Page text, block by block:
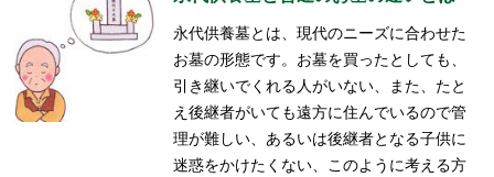
永代供養墓とは、現代のニーズに合わせた
お墓の形態です。お墓を買ったとしても、
引き継いでくれる人がいない、また、たと
え後継者がいても遠方に住んでいるので管
理が難しい、あるいは後継者となる子供に
迷惑をかけたくない、このように考える方